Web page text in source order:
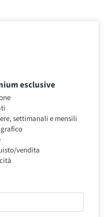
esclusive
settimanali e mensili
vendita